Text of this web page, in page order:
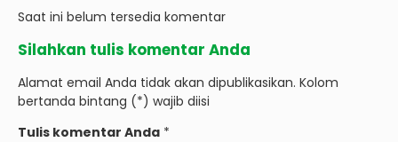
Saat ini belum tersedia komentar
Silahkan tulis komentar Anda
Alamat email Anda tidak akan dipublikasikan. Kolom
bertanda bintang (*) wajib diisi
Tulis komentar Anda *